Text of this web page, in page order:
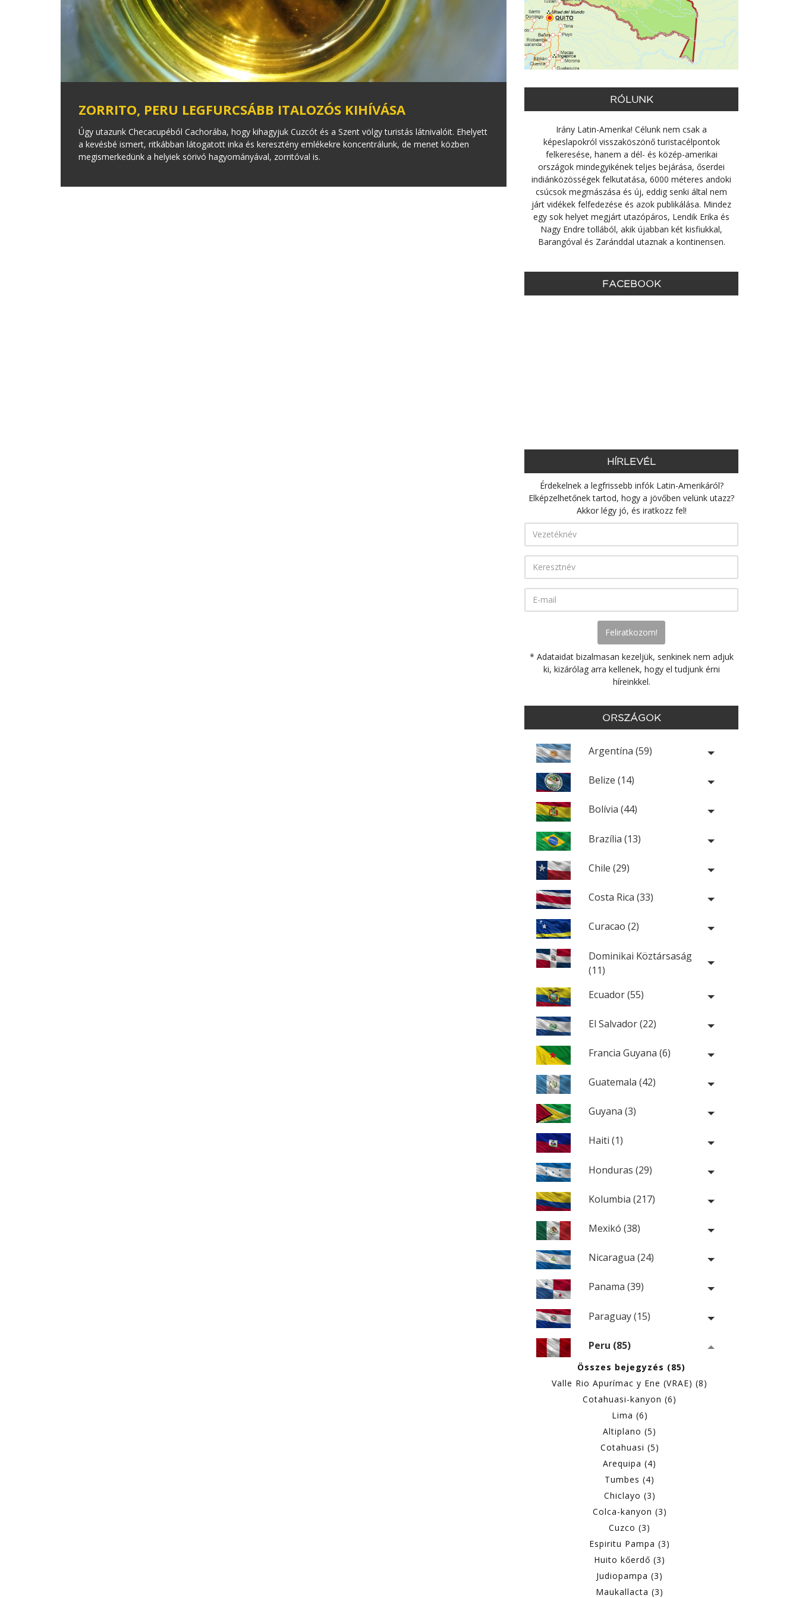
ZORRITO, PERU LEGFURCSÁBB ITALOZÓS KIHÍVÁSA
Úgy utazunk Checacupéból Cachorába, hogy kihagyjuk Cuzcót és a Szent völgy turistás látnivalóit. Ehelyett
a kevésbé ismert, ritkábban látogatott inka és keresztény emlékekre koncentrálunk, de menet közben
megismerkedünk a helyiek sörivó hagyományával, zorritóval is.
RÓLUNK
Irány Latin-Amerika! Célunk nem csak a
képeslapokról visszaköszönő turistacélpontok
felkeresése, hanem a dél- és közép-amerikai
országok mindegyikének teljes bejárása, őserdei
indiánközösségek felkutatása, 6000 méteres andoki
csúcsok megmászása és új, eddig senki által nem
járt vidékek felfedezése és azok publikálása. Mindez
egy sok helyet megjárt utazópáros, Lendik Erika és
Nagy Endre tollából, akik újabban két kisfiukkal,
Barangóval és Zaránddal utaznak a kontinensen.
FACEBOOK
HÍRLEVÉL
Érdekelnek a legfrissebb infók Latin-Amerikáról?
Elképzelhetőnek tartod, hogy a jövőben velünk utazz?
Akkor légy jó, és iratkozz fel!
* Adataidat bizalmasan kezeljük, senkinek nem adjuk
ki, kizárólag arra kellenek, hogy el tudjunk érni
híreinkkel.
ORSZÁGOK
Argentína (59)
Belize (14)
Bolívia (44)
Brazília (13)
Chile (29)
Costa Rica (33)
Curacao (2)
Dominikai Köztársaság
(11)
Ecuador (55)
El Salvador (22)
Francia Guyana (6)
Guatemala (42)
Guyana (3)
Haiti (1)
Honduras (29)
Kolumbia (217)
Mexikó (38)
Nicaragua (24)
Panama (39)
Paraguay (15)
Peru (85)
Összes bejegyzés (85)
Valle Rio Apurímac y Ene (VRAE) (8)
Cotahuasi-kanyon (6)
Lima (6)
Altiplano (5)
Cotahuasi (5)
Arequipa (4)
Tumbes (4)
Chiclayo (3)
Colca-kanyon (3)
Cuzco (3)
Espiritu Pampa (3)
Huito kőerdő (3)
Judiopampa (3)
Maukallacta (3)